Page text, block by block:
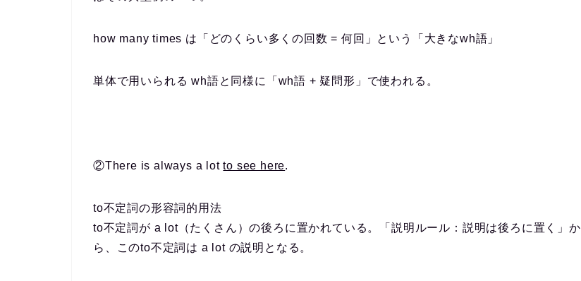
how many times は「どのくらい多くの回数 = 何回」という「大きなwh語」
単体で用いられる wh語と同様に「wh語 + 疑問形」で使われる。
②There is always a lot to see here.
to不定詞の形容詞的用法
to不定詞が a lot（たくさん）の後ろに置かれている。「説明ルール：説明は後ろに置く」か
ら、このto不定詞は a lot の説明となる。